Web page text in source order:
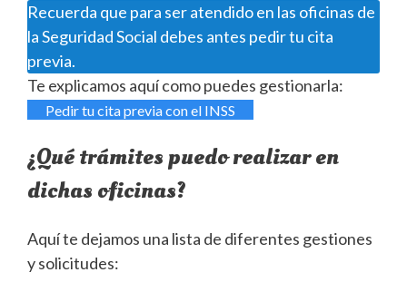
Recuerda que para ser atendido en las oficinas de
la Seguridad Social debes antes pedir tu cita
previa.
Te explicamos aquí como puedes gestionarla:
Pedir tu cita previa con el INSS
¿Qué trámites puedo realizar en
dichas oficinas?
Aquí te dejamos una lista de diferentes gestiones
y solicitudes: